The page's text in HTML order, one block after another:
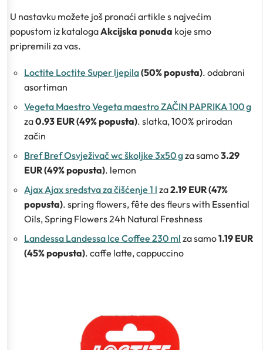
U nastavku možete još pronaći artikle s najvećim
popustom iz katalogaAkcijska ponuda koje smo
pripremili za vas.
Loctite Loctite Super ljepila(50% popusta). odabrani
asortiman
Vegeta Maestro Vegeta maestro ZAČIN PAPRIKA 100 g
za0.93 EUR (49% popusta). slatka, 100% prirodan
začin
Bref Bref Osvježivač wc školjke 3x50 gza samo3.29
EUR (49% popusta). lemon
Ajax Ajax sredstva za čišćenje 1 l za2.19 EUR (47%
popusta). spring flowers, fête des fleurs with Essential
Oils, Spring Flowers 24h Natural Freshness
Landessa Landessa Ice Coffee 230 ml za samo1.19 EUR
(45% popusta). caffe latte, cappuccino